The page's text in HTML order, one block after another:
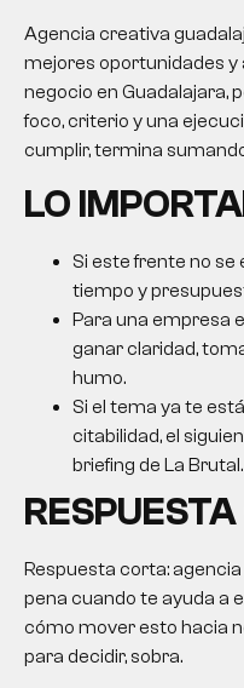
Agencia creativa
mejores oportunidades y
negocio en Guadalajara,
foco, criterio y una
cumplir, termina
LO
Si este frente no se
tiempo y
Para una empresa
ganar claridad,
humo.
Si el tema ya te
citabilidad, el
briefing de La Brutal.
Respuesta corta:
pena cuando te ayuda a
cómo mover esto hacia
para decidir, sobra.